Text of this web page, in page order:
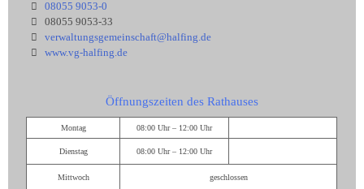
08055 9053-0
08055 9053-33
verwaltungsgemeinschaft@halfing.de
www.vg-halfing.de
Öffnungszeiten des Rathauses
Montag 08:00 Uhr – 12:00 Uhr
Dienstag 08:00 Uhr – 12:00 Uhr
Mittwoch geschlossen